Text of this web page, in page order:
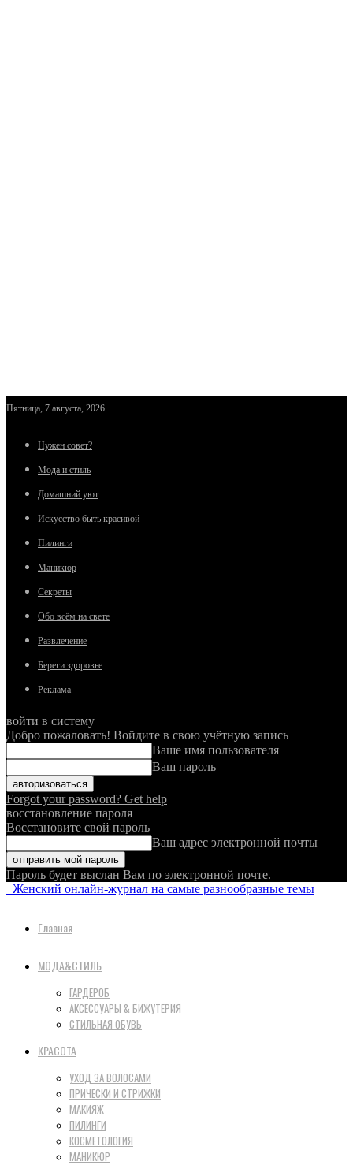
Пятница, 7 августа, 2026
Нужен совет?
Мода и стиль
Домашний уют
Искусство быть красивой
Пилинги
Маникюр
Секреты
Обо всём на свете
Развлечение
Береги здоровье
Реклама
войти в систему
Добро пожаловать! Войдите в свою учётную запись
Ваше имя пользователя
Ваш пароль
Forgot your password? Get help
восстановление пароля
Восстановите свой пароль
Ваш адрес электронной почты
Пароль будет выслан Вам по электронной почте.
Женский онлайн-журнал на самые разнообразные темы
Главная
МОДА&СТИЛЬ
ГАРДЕРОБ
АКСЕССУАРЫ & БИЖУТЕРИЯ
СТИЛЬНАЯ ОБУВЬ
КРАСОТА
УХОД ЗА ВОЛОСАМИ
ПРИЧЕСКИ И СТРИЖКИ
МАКИЯЖ
ПИЛИНГИ
КОСМЕТОЛОГИЯ
МАНИКЮР